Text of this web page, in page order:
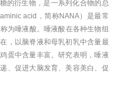
的衍生物，是一系列化合物的总
acid，简称NANA）是最常
为唾液酸。唾液酸在各种生物组
，以脑脊液和母乳初乳中含量最
蛋中含量丰富。研究表明，唾液
、促进大脑发育、美容美白、促